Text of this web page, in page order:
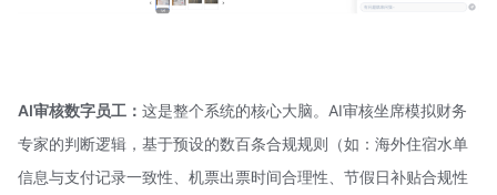
AI审核数字员工： 这是整个系统的核心大脑。AI审核坐席模拟财务
专家的判断逻辑，基于预设的数百条合规规则（如：海外住宿水单
信息与支付记录一致性、机票出票时间合理性、节假日补贴合规性